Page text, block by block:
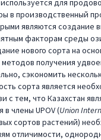
для
в производственный
являются создание
факторам среды
нового сорта на
получения
сэкономить
сорта является
с тем, что Казахстан
члены UPOV (Union
сортов растений)
отличимости,